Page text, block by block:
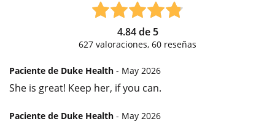
4.84de 5
627 valoraciones, 60 reseñas
Paciente de Duke Health - May 2026
She is great! Keep her, if you can.
Paciente de Duke Health - May 2026